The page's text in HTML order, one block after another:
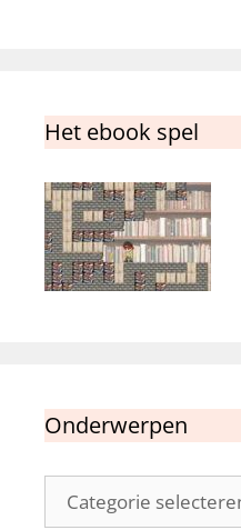
Het ebook spel
Onderwerpen
Onderwerpen